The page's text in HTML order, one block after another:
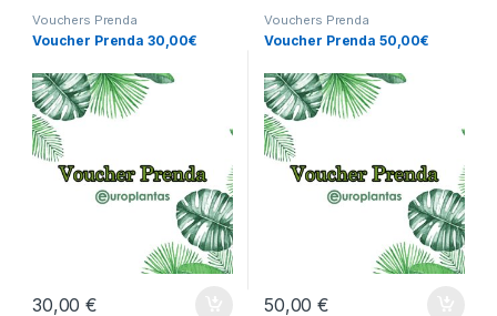
Vouchers Prenda
Voucher Prenda 30,00€
30,00€
Vouchers Prenda
Voucher Prenda 50,00€
50,00€